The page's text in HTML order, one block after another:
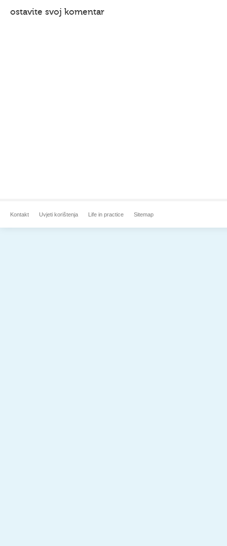
ostavite svoj komentar
Kontakt Uvjeti korištenja Life in practice Sitemap